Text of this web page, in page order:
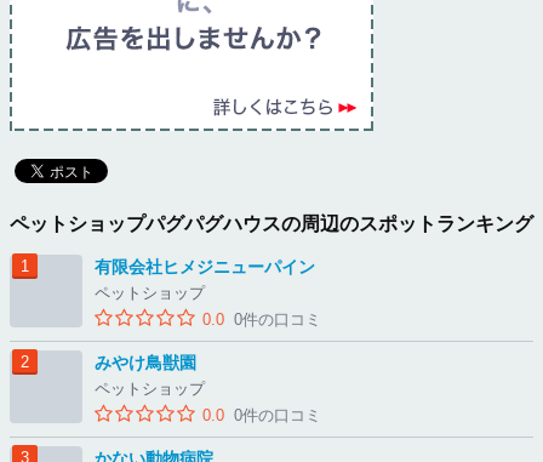
ペットショップパグパグハウスの周辺のスポットランキング
有限会社ヒメジニューパイン
ペットショップ
0.0 0件の口コミ
みやけ鳥獣園
ペットショップ
0.0 0件の口コミ